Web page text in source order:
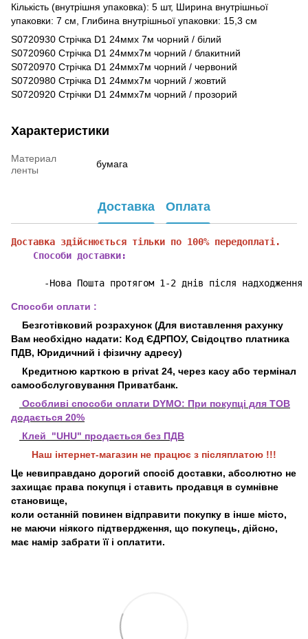
Кількість (внутрішня упаковка): 5 шт, Ширина внутрішньої
упаковки: 7 см, Глибина внутрішньої упаковки: 15,3 см
S0720930 Стрічка D1 24ммх 7м чорний / білий
S0720960 Стрічка D1 24ммх7м чорний / блакитний
S0720970 Стрічка D1 24ммх7м чорний / червоний
S0720980 Стрічка D1 24ммх7м чорний / жовтий
S0720920 Стрічки D1 ​​24ммх7м чорний / прозорий
Характеристики
Материал
ленты
бумага
Доставка Оплата
Доставка здійснюється тільки по 100% передоплаті.
    Способи доставки:
-Нова Пошта протягом 1-2 днів після надходження
Способи оплати :
Безготівковий розрахунок (Для виставлення рахунку
Вам необхідно надати: Код ЄДРПОУ, Свідоцтво платника
ПДВ, Юридичний і фізичну адресу)
Кредитною карткою в privat 24, через касу або термінал
самообслуговування Приватбанк.
Особливі способи оплати DYMO: При покупці для ТОВ
додається 20%
Клей "UHU" продається без ПДВ
Наш інтернет-магазин не працює з післяплатою !!!
Це невиправдано дорогий спосіб доставки, абсолютно не
захищає права покупця і ставить продавця в сумнівне
становище,
коли останній повинен відправити покупку в інше місто,
не маючи ніякого підтвердження, що покупець, дійсно,
має намір забрати її і оплатити.